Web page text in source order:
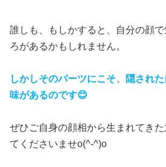
誰しも、もしかすると、自分の顔
ろがあるかもしれません。
しかしそのパーツにこそ、隠され
味があるのです😊
ぜひご自身の顔相から生まれてき
てくださいませo(^-^)o